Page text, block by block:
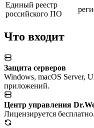
Единый реестр
российского ПО
Что входит
Защита серверов
Windows, macOS Server,
приложений.
Центр управления
Лицензируется бесплатно.